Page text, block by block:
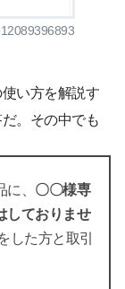
い方を解説す
。その中でも
、 〇〇様専
しておりませ
した方と取引